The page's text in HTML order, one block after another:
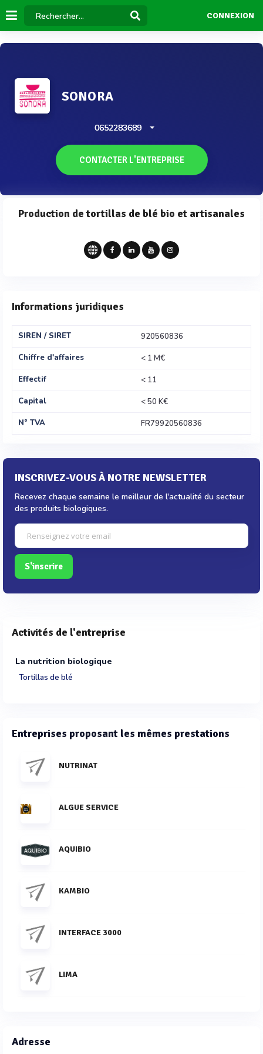
CONNEXION
SONORA
0652283689
CONTACTER L'ENTREPRISE
Production de tortillas de blé bio et artisanales
Informations juridiques
SIREN / SIRET
920560836
Chiffre d'affaires
< 1 M€
Effectif
< 11
Capital
< 50 K€
N° TVA
FR79920560836
INSCRIVEZ-VOUS À NOTRE NEWSLETTER
Recevez chaque semaine le meilleur de l'actualité du secteur
des produits biologiques.
S'inscrire
Activités de l'entreprise
La nutrition biologique
Tortillas de blé
Entreprises proposant les mêmes prestations
NUTRINAT
ALGUE SERVICE
AQUIBIO
KAMBIO
INTERFACE 3000
LIMA
Adresse